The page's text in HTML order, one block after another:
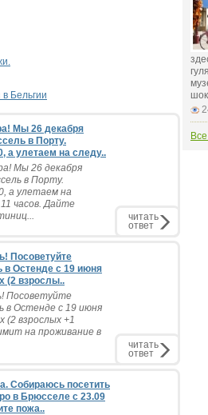
Бельгии
Мы 26 декабря
в Порту.
а улетаем на следу..
Мы 26 декабря
в Порту.
а улетаем на
часов. Дайте
читать
ответ
Посоветуйте
в Остенде с 19 июня
(2 взрослы..
Посоветуйте
в Остенде с 19 июня
(2 взрослых +1
на проживание в
читать
ответ
Собираюсь посетить
в Брюсселе с 23.09
пожа..